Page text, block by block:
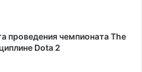
проведения чемпионата The
Dota 2